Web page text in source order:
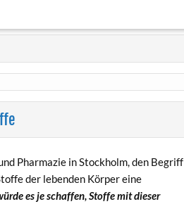
Pharmazie in Stockholm, den Begriff
der lebenden Körper eine
es je schaffen, Stoffe mit dieser